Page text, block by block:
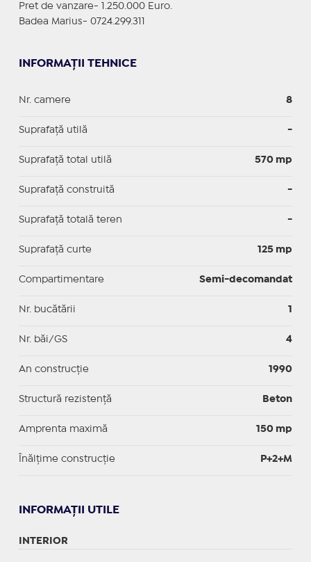
Pret de vanzare- 1.250.000 Euro.
Badea Marius- 0724.299.311
INFORMAȚII TEHNICE
Nr. camere 8
Suprafaţă utilă -
Suprafaţă total utilă 570 mp
Suprafaţă construită -
Suprafață totală teren -
Suprafaţă curte 125 mp
Compartimentare Semi-decomandat
Nr. bucătării 1
Nr. băi/GS 4
An construcție 1990
Structură rezistență Beton
Amprenta maximă 150 mp
Înălțime construcție P+2+M
INFORMAŢII UTILE
INTERIOR